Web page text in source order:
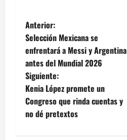
N
a
v
e
g
Anterior:
Selección Mexicana se
enfrentará a Messi y Argentina
antes del Mundial 2026
Siguiente:
Kenia López promete un
Congreso que rinda cuentas y
no dé pretextos